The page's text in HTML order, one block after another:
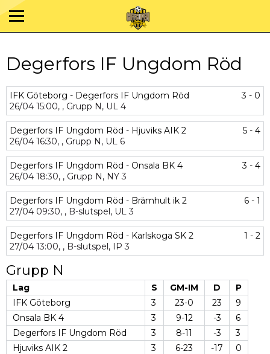
Degerfors IF Ungdom Röd
IFK Göteborg - Degerfors IF Ungdom Röd
3 - 0
26/04 15:00, , Grupp N, UL 4
Degerfors IF Ungdom Röd - Hjuviks AIK 2
5 - 4
26/04 16:30, , Grupp N, UL 6
Degerfors IF Ungdom Röd - Onsala BK 4
3 - 4
26/04 18:30, , Grupp N, NY 3
Degerfors IF Ungdom Röd - Brämhult ik 2
6 - 1
27/04 09:30, , B-slutspel, UL 3
Degerfors IF Ungdom Röd - Karlskoga SK 2
1 - 2
27/04 13:00, , B-slutspel, IP 3
Grupp N
Lag S GM-IM D
P
IFK Göteborg
3 23-0 23
9
Onsala BK 4
3 9-12 -3
6
Degerfors IF Ungdom Röd
3 8-11 -3
3
Hjuviks AIK 2
3 6-23 -17 0